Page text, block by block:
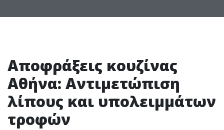
Αποφράξεις κουζίνας
Αθήνα: Αντιμετώπιση
λίπους και υπολειμμάτων
τροφών